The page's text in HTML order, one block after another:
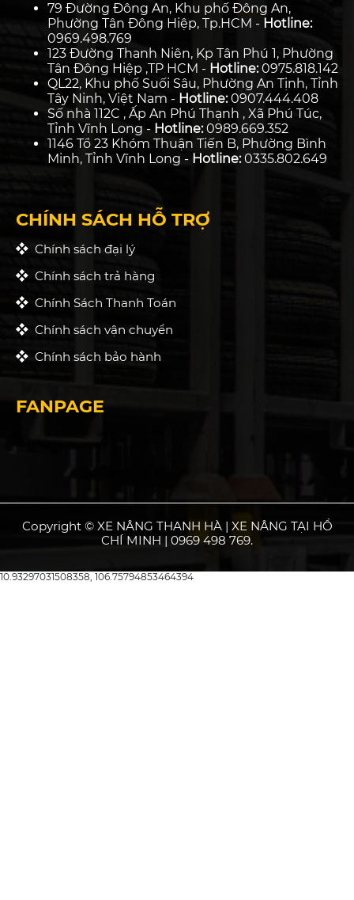
79 Đường Đông An, Khu phố Đông An,
Phường Tân Đông Hiệp, Tp.HCM - Hotline:
0969.498.769
123 Đường Thanh Niên, Kp Tân Phú 1, Phường
Tân Đông Hiệp ,TP HCM - Hotline:0975.818.142
QL22, Khu phố Suối Sâu, Phường An Tịnh, Tỉnh
Tây Ninh, Việt Nam - Hotline:0907.444.408
Số nhà 112C , Ấp An Phú Thạnh , Xã Phú Túc,
Tỉnh Vĩnh Long - Hotline:0989.669.352
1146 Tổ 23 Khóm Thuận Tiến B, Phường Bình
Minh, Tỉnh Vĩnh Long - Hotline:0335.802.649
CHÍNH SÁCH HỖ TRỢ
Chính sách đại lý
Chính sách trả hàng
Chính Sách Thanh Toán
Chính sách vận chuyển
Chính sách bảo hành
FANPAGE
Copyright © XE NÂNG THANH HÀ | XE NÂNG TẠI HỒ
CHÍ MINH | 0969 498 769.
10.93297031508358, 106.75794853464394